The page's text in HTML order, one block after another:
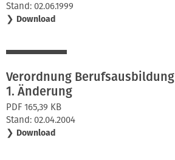
Stand: 02.06.1999
❯ Download
Verordnung
1. Änderung
PDF 165,39 KB
Stand: 02.04.2004
❯ Download